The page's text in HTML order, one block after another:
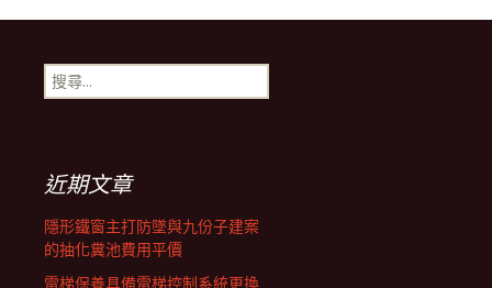
章
導
覽
列
搜
尋
近期文章
隱形鐵窗主打防墜與九份子建案
的抽化糞池費用平價
電梯保養具備電梯控制系統更換